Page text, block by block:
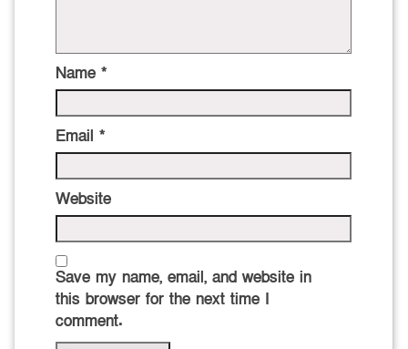
Name *
Email *
Website
Save my name, email, and website in
this browser for the next time I
comment.